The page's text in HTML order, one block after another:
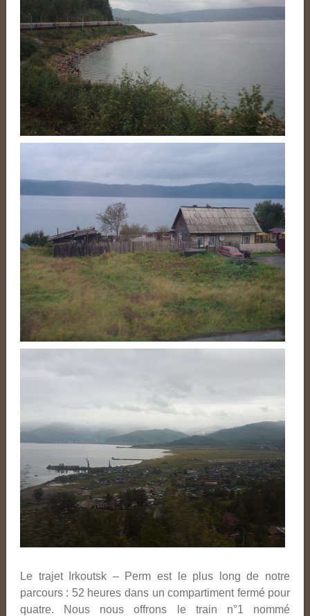
Le trajet Irkoutsk – Perm est le plus long de notre
parcours : 52 heures dans un compartiment fermé pour
quatre. Nous nous offrons le train n°1 nommé